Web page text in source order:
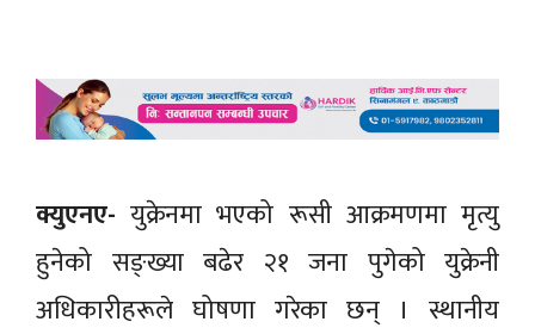
क्युएनए- युक्रेनमा भएको रूसी आक्रमणमा मृत्यु
हुनेको सङ्ख्या बढेर २१ जना पुगेको युक्रेनी
अधिकारीहरूले घोषणा गरेका छन् । स्थानीय